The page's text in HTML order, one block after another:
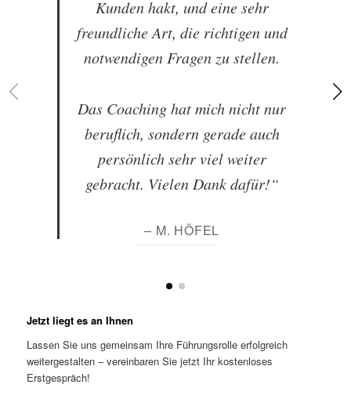
Kunden hakt, und eine sehr
freundliche Art, die richtigen und
notwendigen Fragen zu stellen.
Das Coaching hat mich nicht nur
beruflich, sondern gerade auch
persönlich sehr viel weiter
gebracht. Vielen Dank dafür!“
– M. HÖFEL
Jetzt liegt es an Ihnen
Lassen Sie uns gemeinsam Ihre Führungsrolle erfolgreich
weitergestalten – vereinbaren Sie jetzt Ihr kostenloses
Erstgespräch!